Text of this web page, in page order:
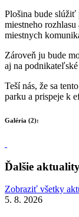
Plošina bude slúžiť
miestneho
miestnych
Zároveň ju bude
aj na
Teší nás, že sa
parku a prispeje k
Galéria (2):
Ďalšie
Zobraziť všetky
5. 8. 2026